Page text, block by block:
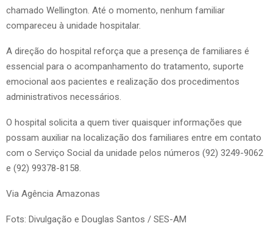
chamado Wellington. Até o momento, nenhum familiar
compareceu à unidade hospitalar.
A direção do hospital reforça que a presença de familiares é
essencial para o acompanhamento do tratamento, suporte
emocional aos pacientes e realização dos procedimentos
administrativos necessários.
O hospital solicita a quem tiver quaisquer informações que
possam auxiliar na localização dos familiares entre em contato
com o Serviço Social da unidade pelos números (92) 3249-9062
e (92) 99378-8158.
Via Agência Amazonas
Fots: Divulgação e Douglas Santos / SES-AM